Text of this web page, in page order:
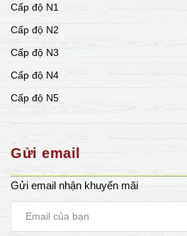
Cấp độ N1
Cấp độ N2
Cấp độ N3
Cấp độ N4
Cấp độ N5
Gửi email
Gửi email nhận khuyến mãi